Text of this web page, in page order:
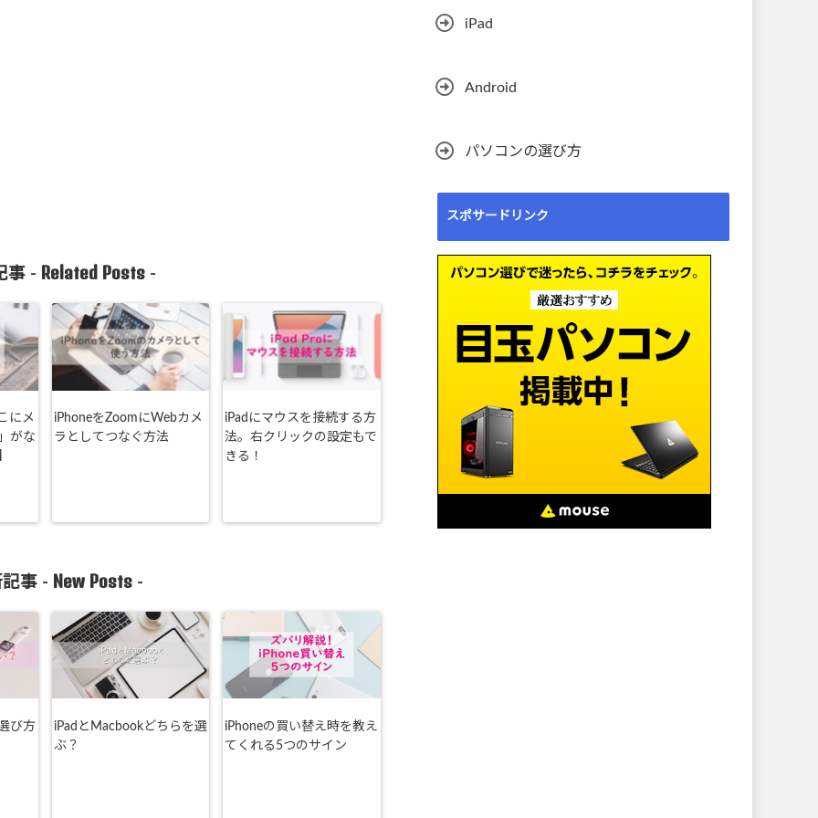
事 - Related Posts-
にメ
がな
iPhoneをZoomにWebカメ
ラとしてつなぐ方法
iPadにマウスを接続する方
法。右クリックの設定もで
きる！
事 - New Posts -
び方
iPadとMacbookどちらを選
ぶ？
iPhoneの買い替え時を教え
てくれる5つのサイン
iPad
Android
パソコンの選び方
スポサードリンク